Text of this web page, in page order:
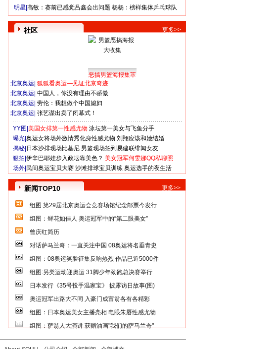
明星| 高敏：赛前已感觉吕鑫会出问题 杨杨：榜样集体乒乓球队
社区 更多>>
恶搞男篮海报集萃
北京奥运 狐狐看奥运—见证北京奇迹
北京奥运 中国人，你没有理由不骄傲
北京奥运 劳伦：我想做个中国媳妇
北京奥运 张艺谋出卖了闭幕式！
YY图| 美国女排第一性感尤物 泳坛第一美女与飞鱼分手
曝光| 奥运女将场外激情秀化身性感尤物 刘翔应该和她结婚
揭秘| 日本沙排现场比基尼 男篮现场拍到易建联绯闻女友
狠拍| 伊辛巴耶娃步入政坛靠美色？ 美女冠军何雯娜QQ私聊照
场外| 民间奥运宝贝大赛 沙滩排球宝贝训练 奥运选手的夜生活
新闻TOP10 更多>>
组图:第29届北京奥运会竞赛场馆纪念邮票今发行
组图：鲜花如佳人 奥运冠军中的“第二眼美女”
曾庆红简历
对话萨马兰奇：一直关注中国 08奥运将名垂青史
组图：08奥运笑脸征集反响热烈 作品已近5000件
组图:另类运动迎奥运 31脚少年劲跑总决赛举行
日本发行《35号投手温家宝》 披露访日故事(图)
奥运冠军出路大不同 入豪门成富翁各有各精彩
组图：日本奥运美女主播亮相 电眼朱唇性感尤物
组图：萨翁人大演讲 获赠油画"我们的萨马兰奇"